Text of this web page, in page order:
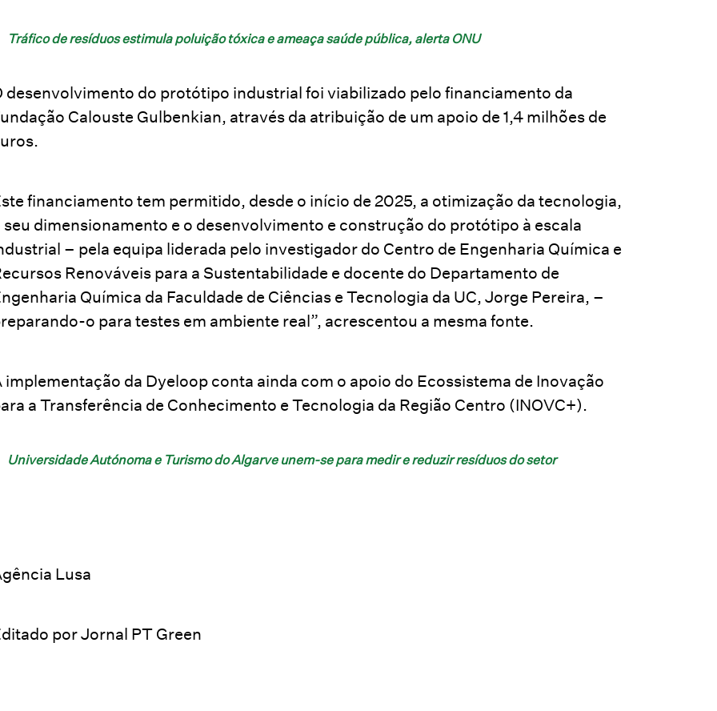
Tráfico de resíduos estimula poluição tóxica e ameaça saúde pública, alerta ONU
desenvolvimento do protótipo industrial foi viabilizado pelo financiamento da
Calouste Gulbenkian, através da atribuição de um apoio de 1,4 milhões de
financiamento tem permitido, desde o início de 2025, a otimização da tecnologia,
seu dimensionamento e o desenvolvimento e construção do protótipo à escala
– pela equipa liderada pelo investigador do Centro de Engenharia Química e
Renováveis para a Sustentabilidade e docente do Departamento de
Química da Faculdade de Ciências e Tecnologia da UC, Jorge Pereira, –
o para testes em ambiente real”, acrescentou a mesma fonte.
implementação da Dyeloop conta ainda com o apoio do Ecossistema de Inovação
a Transferência de Conhecimento e Tecnologia da Região Centro (INOVC+).
Universidade Autónoma e Turismo do Algarve unem-se para medir e reduzir resíduos do setor
Lusa
por Jornal PT Green